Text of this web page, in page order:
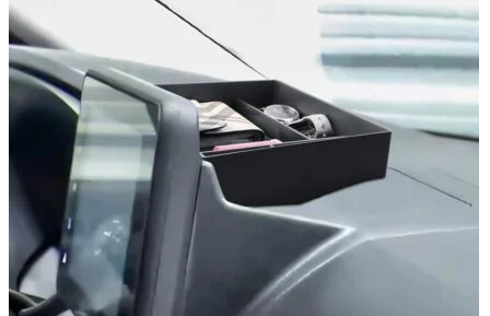
Navigație Skoda Superb 2
Navigație Toyota Avensis T25
Portbagaj Plafon Auto
Sub 350 Litri
Peste 350 Litri
Peste 450 litri
Accesorii auto masina
Accesorii Dacia Duster 3
Accesorii Duster 2
Accesorii Dacia Jogger
Parfum masina
Copertine auto
Incalzitor diesel
Antifurt masina
Blog
Despre Noi